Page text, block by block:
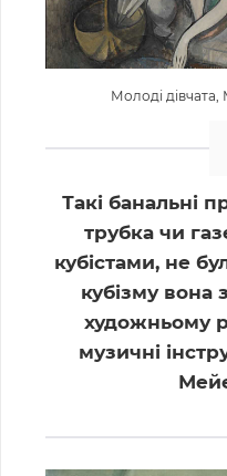
Молоді дівчата,
Такі банальні
трубка чи
кубістами, не
кубізму вона
художньому
музичні